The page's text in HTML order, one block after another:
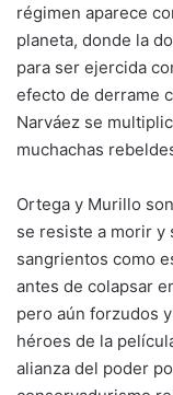
régimen aparece
planeta, donde la
para ser ejercida
efecto de derrame
Narváez se
muchachas
Ortega y Murillo
se resiste a morir
sangrientos como
antes de colapsar
pero aún forzudos
héroes de la
alianza del poder